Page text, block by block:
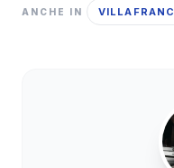
ANCHE IN